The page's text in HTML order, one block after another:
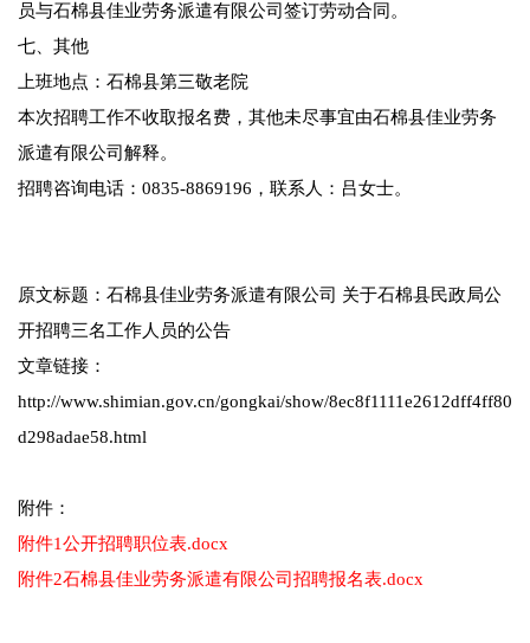
员与石棉县佳业劳务派遣有限公司签订劳动合同。
七、其他
上班地点：石棉县第三敬老院
本次招聘工作不收取报名费，其他未尽事宜由石棉县佳业劳务
派遣有限公司解释。
招聘咨询电话：0835-8869196，联系人：吕女士。
原文标题：石棉县佳业劳务派遣有限公司 关于石棉县民政局公
开招聘三名工作人员的公告
文章链接：
http://www.shimian.gov.cn/gongkai/show/8ec8f1111e2612dff4ff80
d298adae58.html
附件：
附件1公开招聘职位表.docx
附件2石棉县佳业劳务派遣有限公司招聘报名表.docx